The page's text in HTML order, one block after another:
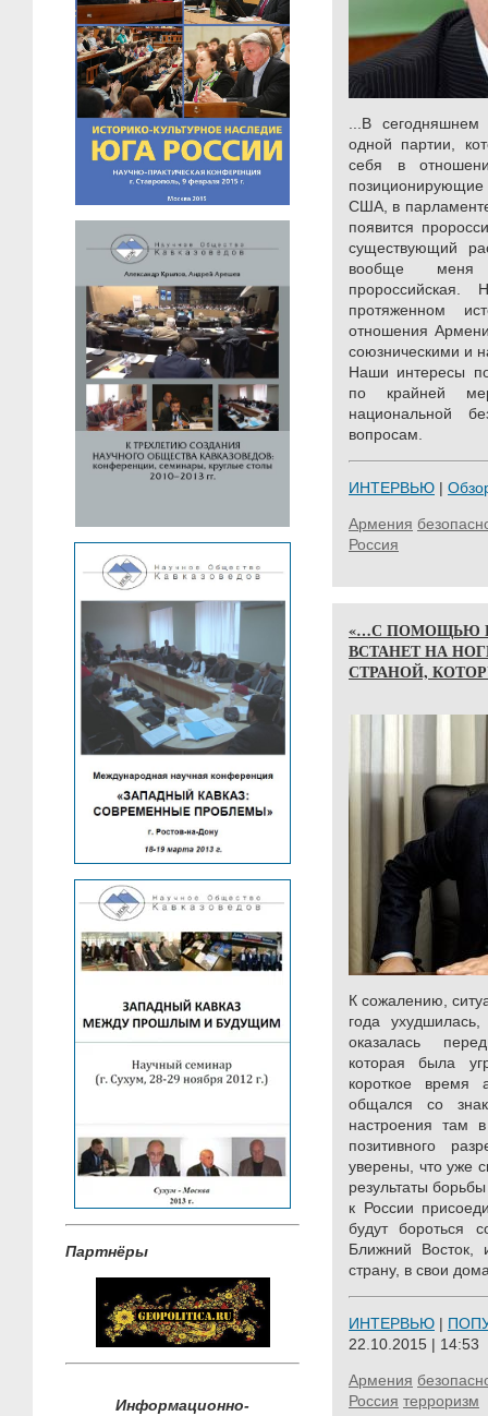
Партнёры
Информационно-
...В
одной партии,
себя в
США, в
появится
существующий
вообще меня
протяженном
отношения
союзническими и
Наши интересы
по крайней
национальной
вопросам.
ИНТЕРВЬЮ |
Армения
Россия
«…С ПОМОЩЬЮ
ВСТАНЕТ НА
СТРАНОЙ,
К сожалению,
года
оказалась
которая была
короткое время
общался со
настроения там
позитивного
уверены, что уже
результаты
к России
будут бороться
Ближний
страну, в свои
ИНТЕРВЬЮ |
22.10.2015 | 14:53
Армения
Россия терроризм